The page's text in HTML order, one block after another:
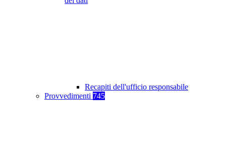
Recapiti dell'ufficio responsabile
Provvedimenti 745